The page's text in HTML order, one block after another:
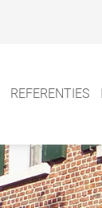
REFERENTIES